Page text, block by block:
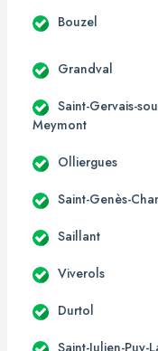
Bouzel
Grandval
Saint-Gervais-
Meymont
Olliergues
Saint-Genès-
Saillant
Viverols
Durtol
Saint-Julien-Puy-